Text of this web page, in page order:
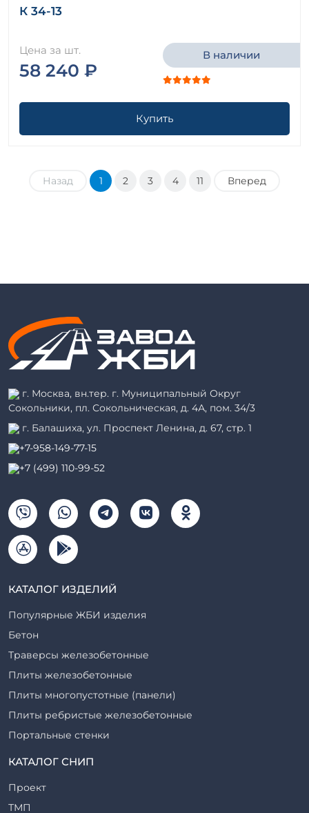
К 34-13
Цена за шт.
58 240 ₽
В наличии
Купить
Назад 1 2 3 4 11 Вперед
г. Москва, вн.тер. г. Муниципальный Округ
Сокольники, пл. Сокольническая, д. 4А, пом. 34/3
г. Балашиха, ул. Проспект Ленина, д. 67, стр. 1
+7-958-149-77-15
+7 (499) 110-99-52
КАТАЛОГ ИЗДЕЛИЙ
Популярные ЖБИ изделия
Бетон
Траверсы железобетонные
Плиты железобетонные
Плиты многопустотные (панели)
Плиты ребристые железобетонные
Портальные стенки
Прогоны железобетонные
Ригели железобетонные
КАТАЛОГ СНИП
Проект
ТМП